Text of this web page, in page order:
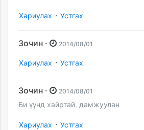
Хариулах · Устгах
Зочин · 2014/08/01
Хариулах · Устгах
Зочин · 2014/08/01
Би үүнд хайртай. дамжуулан
Хариулах · Устгах